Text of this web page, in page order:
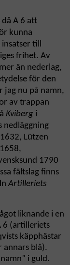
då A 6 att
kunna
till
frihet. Av
än nederlag,
för den
jag nu på namn,
av trappan
Kviberg i
nedläggning
Lützen
1790
fältslag finns
Artilleriets
liknande i en
6 (artilleriets
käpphästar
annars blå).
i guld.